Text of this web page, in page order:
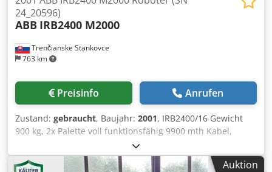
Trenčianske Stankovce
763 km
24_20596)
ABB IRB2400 M2000
Preisinfo Anrufen
Zustand: gebraucht, Baujahr: 2001, IRB2400/16 Gewicht
900 kg, 2x Palette voll funktionsfähig 9900 mth Kabel,
Teachpendant Nutzlast 16 kg Reichweite: 2,4 m Dedpoxq
Aaxofx Apqokr
Auktion